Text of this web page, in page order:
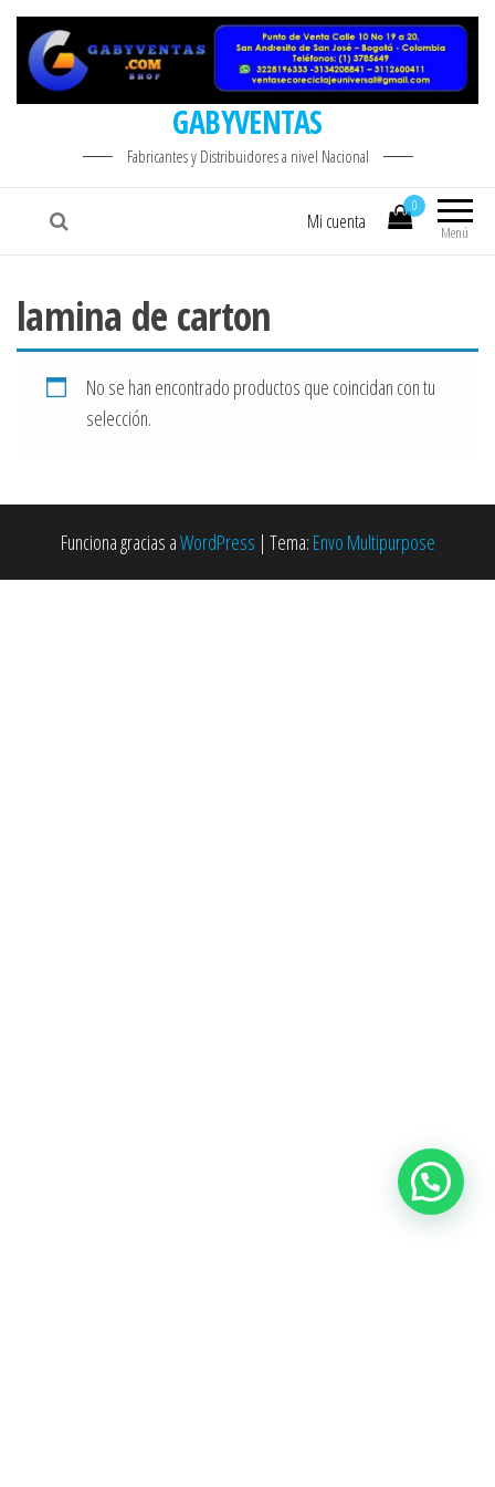
GABYVENTAS
Fabricantes y Distribuidores a nivel Nacional
Menú
0
Mi cuenta
lamina de carton
No se han encontrado productos que coincidan con tu
selección.
Funciona gracias aWordPress | Tema: Envo Multipurpose